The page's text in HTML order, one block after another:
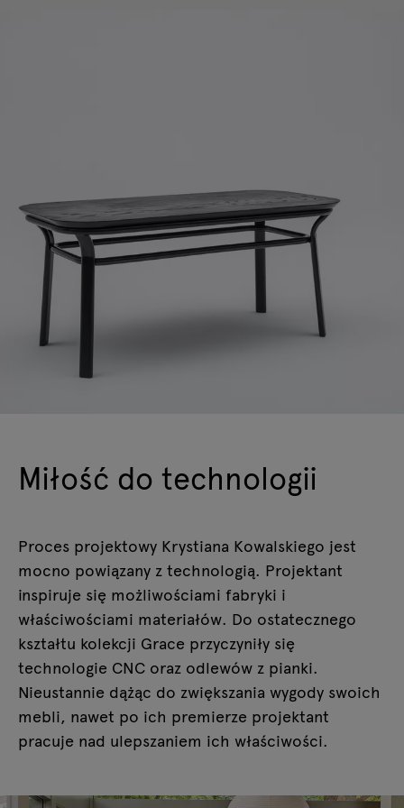
Miłość do technologii
Proces projektowy Krystiana Kowalskiego jest
mocno powiązany z technologią. Projektant
inspiruje się możliwościami fabryki i
właściwościami materiałów. Do ostatecznego
kształtu kolekcji Grace przyczyniły się
technologie CNC oraz odlewów z pianki.
Nieustannie dążąc do zwiększania wygody swoich
mebli, nawet po ich premierze projektant
pracuje nad ulepszaniem ich właściwości.